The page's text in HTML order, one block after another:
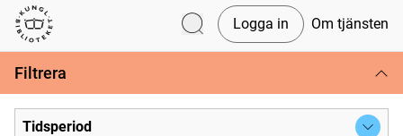
Svenska tidningar
Logga in Om tjänsten
Filtrera
Tidsperiod